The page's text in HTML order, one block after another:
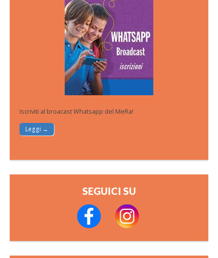
Iscriviti al broacast Whatsapp del MeRa!
Leggi →
SEGUICI SU